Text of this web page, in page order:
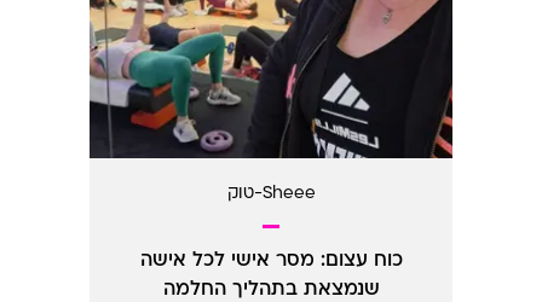
Sheee-טוק
כוח עצום: מסר אישי לכל אישה
שנמצאת בתהליך החלמה